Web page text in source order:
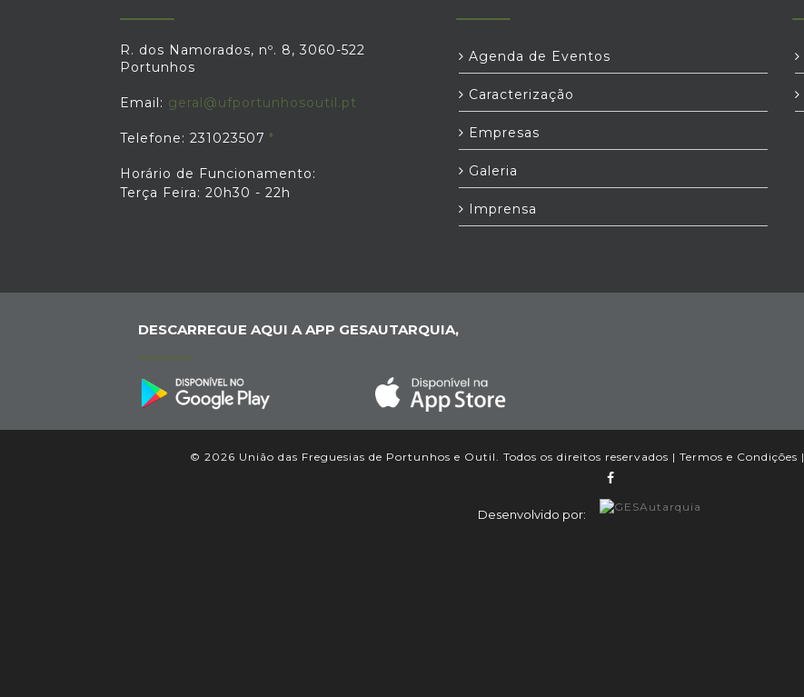
R. dos Namorados, nº. 8, 3060-522
Portunhos
Email: geral@ufportunhosoutil.pt
Telefone: 231023507
Horário de Funcionamento:
Terça Feira: 20h30 - 22h
Agenda de Eventos
Caracterização
Empresas
Galeria
Imprensa
DESCARREGUE AQUI A APP GESAUTARQUIA,
© 2026 União das Freguesias de Portunhos e Outil. Todos os direitos reservados | Termos e Condições |
Desenvolvido por: